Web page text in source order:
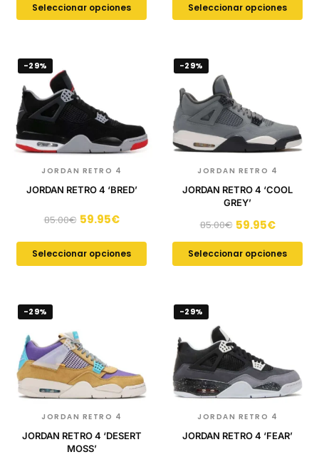
Seleccionar opciones Seleccionar opciones
-29%
JORDAN RETRO 4
JORDAN RETRO 4 ‘BRED’
85.00€ 59.95€
Seleccionar opciones
-29%
JORDAN RETRO 4
JORDAN RETRO 4 ‘COOL
GREY’
85.00€ 59.95€
Seleccionar opciones
-29%
JORDAN RETRO 4
JORDAN RETRO 4 ‘DESERT
MOSS’
-29%
JORDAN RETRO 4
JORDAN RETRO 4 ‘FEAR’